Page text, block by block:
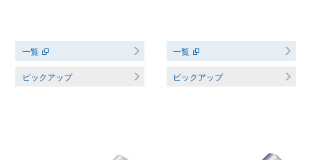
一覧
ピックアップ
一覧
ピックアップ